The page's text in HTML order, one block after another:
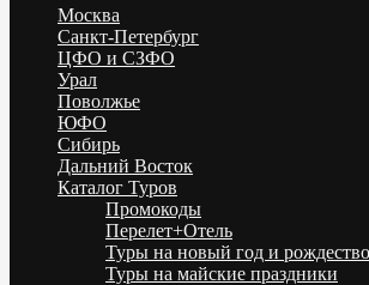
Низкие цены на путевки 3-7-10 ночей все
море. Распродажа экскурсионных и
Обновление каждый день. Официальный
Москва
Санкт-Петербург
ЦФО и СЗФО
Урал
Поволжье
ЮФО
Сибирь
Дальний Восток
Каталог Туров
Промокоды
Перелет+Отель
Туры на новый год и рождество
Туры на майские праздники